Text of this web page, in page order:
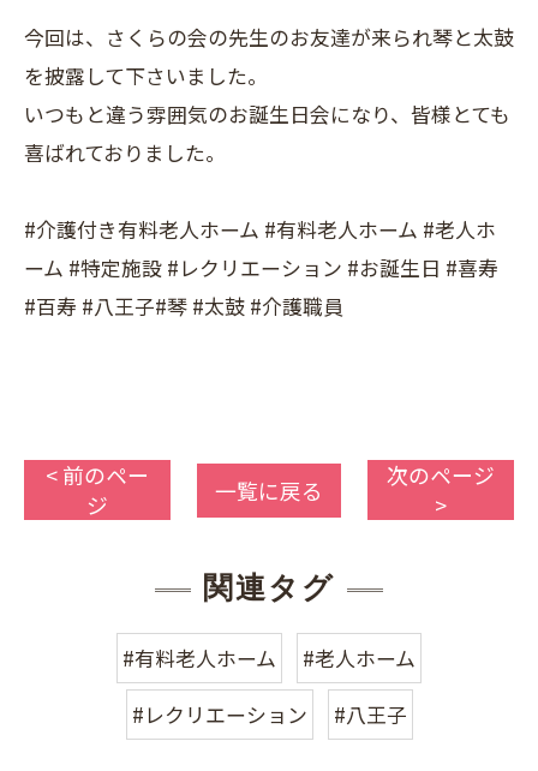
今回は、さくらの会の先生のお友達が来られ琴と太鼓
を披露して下さいました。
いつもと違う雰囲気のお誕生日会になり、皆様とても
喜ばれておりました。
#介護付き有料老人ホーム #有料老人ホーム #老人ホ
ーム #特定施設 #レクリエーション #お誕生日 #喜寿
#百寿 #八王子#琴 #太鼓 #介護職員
< 前のペー
ジ
一覧に戻る
次のページ
>
関連タグ
#有料老人ホーム
#老人ホーム
#レクリエーション
#八王子